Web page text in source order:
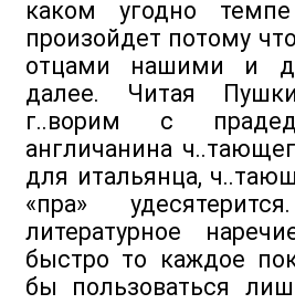
каком угодно
произойдет потому
отцами нашими и
далее. Читая
г..ворим с
англичанина
для итальянца,
«пра»
литературное
быстро то каждое
бы пользоваться